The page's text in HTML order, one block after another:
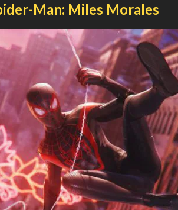
Man: Miles Morales